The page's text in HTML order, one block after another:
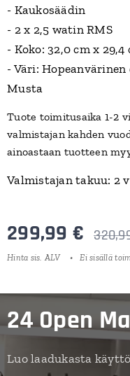
- Kaukosäädin
- 2 x 2,5 watin RMS
- Koko: 32,0 cm x 29,4
- Väri:
Musta
Tuote toimitusaika 1-2
valmistajan kahden
ainoastaan tuotteen
Valmistajan takuu: 2
299,99 €
Hinta sis. ALV Ei sisällä
24 Open
Luo laadukasta